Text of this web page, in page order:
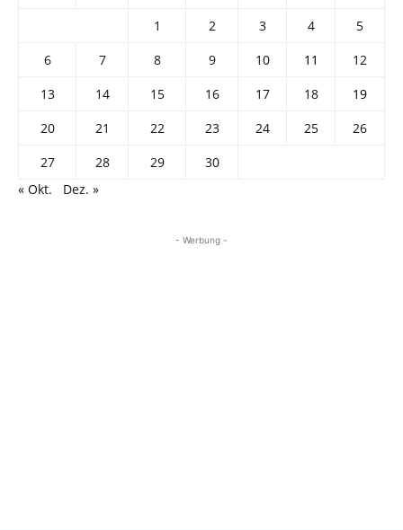
1 2 3 4
5
6
7 8 9 10 11
12
13
14 15 16 17 18
19
20
21 22 23 24 25
26
27
28 29
30
« Okt.
Dez. »
- Werbung -